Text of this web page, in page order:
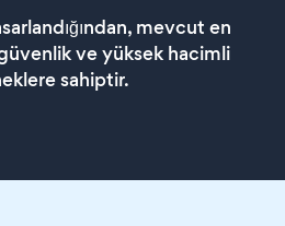
mevcut en
ve yüksek hacimli
sahiptir.